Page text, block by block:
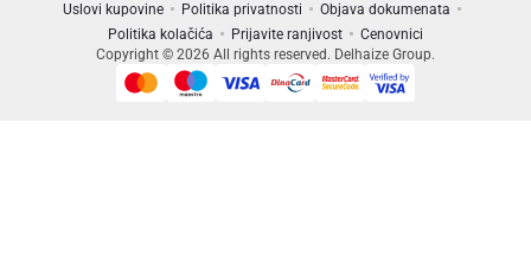
Uslovi kupovine Politika privatnosti
Objava dokumenata
Politika kolačića
Prijavite ranjivost
Cenovnici
Copyright © 2026 All rights reserved. Delhaize Group.